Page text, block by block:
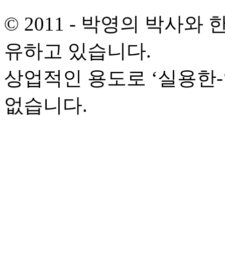
© 2011 - 박영의 박사와
유하고 있습니다.
상업적인 용도로 ‘실용
없습니다.